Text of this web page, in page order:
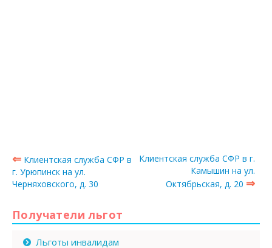
⇐ Клиентская служба СФР в
г. Урюпинск на ул.
Черняховского, д. 30
Клиентская служба СФР в г.
Камышин на ул.
Октябрьская, д. 20 ⇒
Получатели льгот
Льготы инвалидам